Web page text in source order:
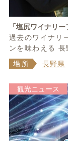
「塩尻ワイナリ
過去のワイナリ
ンを味わえる 長
場所
長野県
観光ニュース